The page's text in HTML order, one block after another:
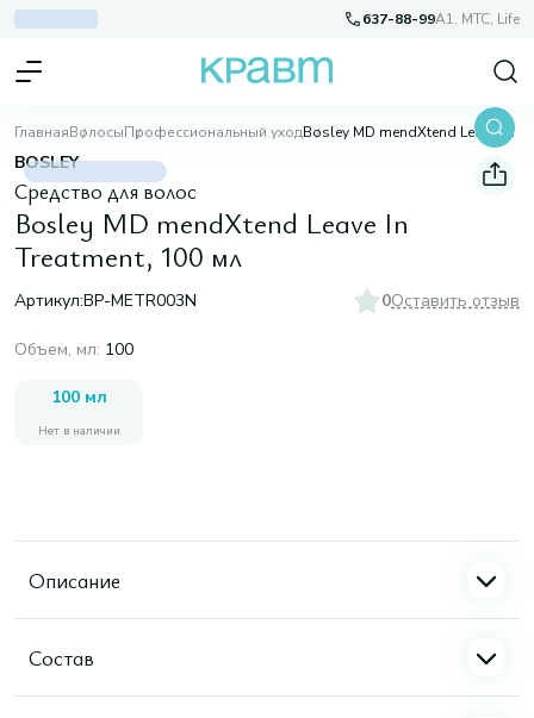
637-88-99A1, МТС, Life
ГлавнаяВолосыПрофессиональный уход Bosley MD mendXtend Leave In Treatment, 100 мл
BOSLEY
Средство для волос
Bosley MD mendXtend Leave In
Treatment, 100 мл
Артикул:BP-METR003N 0Оставить отзыв
Объем, мл: 100
100 мл
Нет в наличии
Описание
Состав